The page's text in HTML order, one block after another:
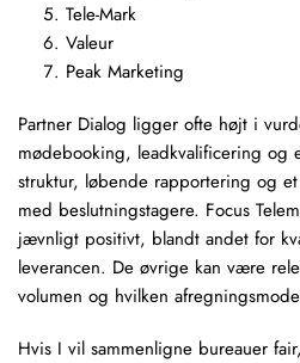
Tele-Mark
Valeur
Peak Marketing
Partner Dialog ligger ofte højt i
mødebooking, leadkvalificering og
struktur, løbende rapportering og
med beslutningstagere. Focus
jævnligt positivt, blandt andet for
leverancen. De øvrige kan være
volumen og hvilken
Hvis I vil sammenligne bureauer